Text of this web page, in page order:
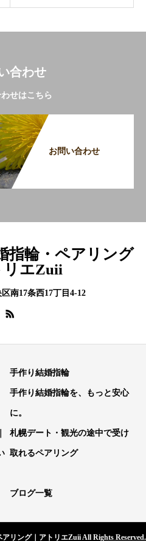
合わせ
せはこちら
お問い合わせ
指輪・ペアリング
リエZuii
南17条西17丁目4-12
手作り結婚指輪
手作り結婚指輪を、もっと安心
に。
札幌デート・観光の途中で受け
取れるペアリング
ブログ一覧
リング｜アトリエZuii All Rights Reserved.